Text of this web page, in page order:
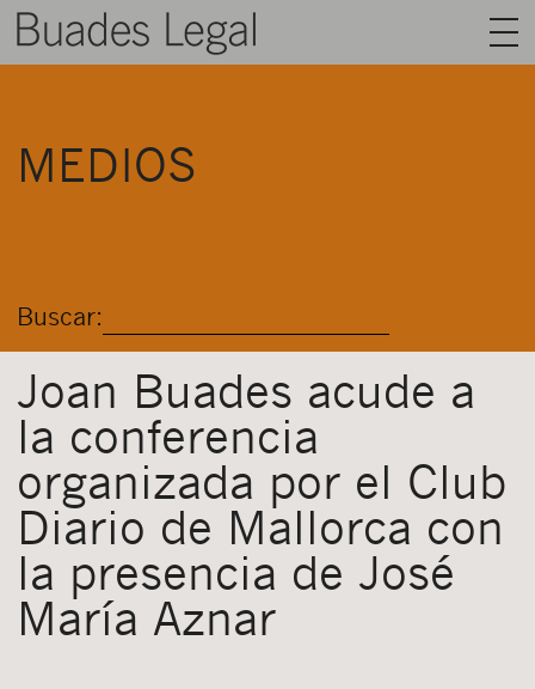
CONTACTO
MEDIOS
Buscar:
Joan Buades acude a
la conferencia
organizada por el Club
Diario de Mallorca con
la presencia de José
María Aznar